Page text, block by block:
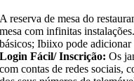
A reserva de mesa do
mesa com infinitas
básicos; Ibiixo pode adicionar
Login Fácil/ Inscrição: Os
com contas de redes sociais,